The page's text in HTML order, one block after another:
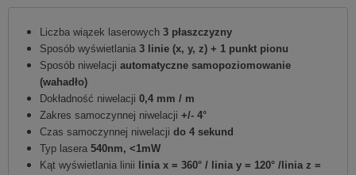
Liczba wiązek laserowych 3 płaszczyzny
Sposób wyświetlania 3 linie (x, y, z) + 1 punkt pionu
Sposób niwelacji automatyczne samopoziomowanie
(wahadło)
Dokładność niwelacji 0,4 mm / m
Zakres samoczynnej niwelacji +/- 4°
Czas samoczynnej niwelacji do 4 sekund
Typ lasera 540nm, <1mW
Kąt wyświetlania linii linia x = 360° / linia y = 120° /linia z =